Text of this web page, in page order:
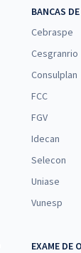
BANCAS
Cebraspe
Cesgranrio
Consulplan
FCC
FGV
Idecan
Selecon
Uniase
Vunesp
EXAME DE